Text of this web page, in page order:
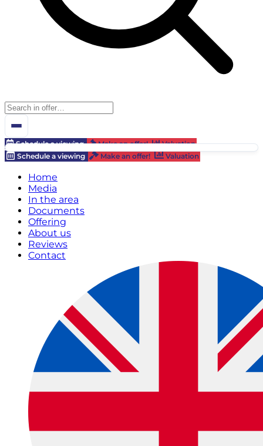
Schedule a viewing Make an offer!
Valuation
Schedule a viewing
Make an offer! Valuation
Home
Media
In the area
Documents
Offering
About us
Reviews
Contact